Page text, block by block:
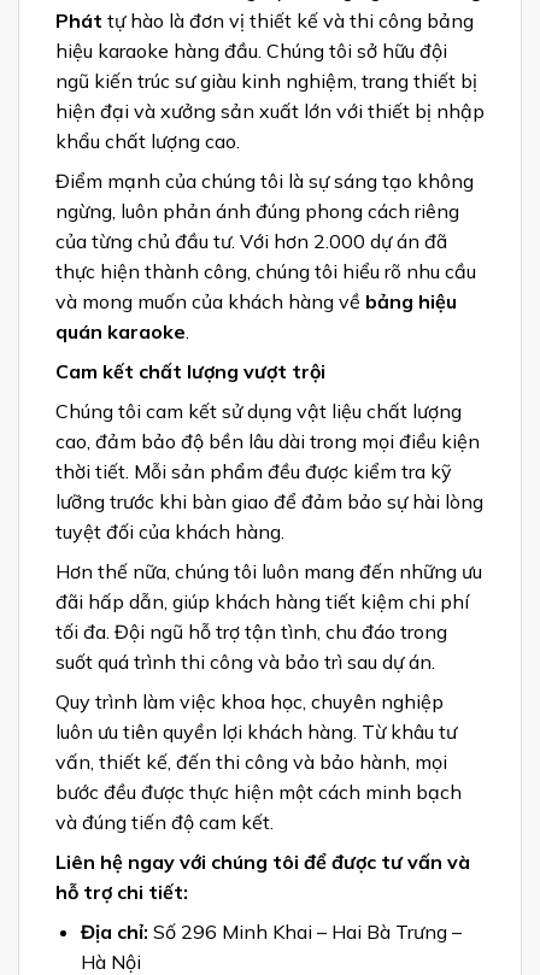
Phát tự hào là đơn vị thiết kế và thi công bảng
hiệu karaoke hàng đầu. Chúng tôi sở hữu đội
ngũ kiến trúc sư giàu kinh nghiệm, trang thiết bị
hiện đại và xưởng sản xuất lớn với thiết bị nhập
khẩu chất lượng cao.
Điểm mạnh của chúng tôi là sự sáng tạo không
ngừng, luôn phản ánh đúng phong cách riêng
của từng chủ đầu tư. Với hơn 2.000 dự án đã
thực hiện thành công, chúng tôi hiểu rõ nhu cầu
và mong muốn của khách hàng về bảng hiệu
quán karaoke
Cam kết chất lượng vượt trội
Chúng tôi cam kết sử dụng vật liệu chất lượng
cao, đảm bảo độ bền lâu dài trong mọi điều kiện
thời tiết. Mỗi sản phẩm đều được kiểm tra kỹ
lưỡng trước khi bàn giao để đảm bảo sự hài lòng
tuyệt đối của khách hàng.
Hơn thế nữa, chúng tôi luôn mang đến những ưu
đãi hấp dẫn, giúp khách hàng tiết kiệm chi phí
tối đa. Đội ngũ hỗ trợ tận tình, chu đáo trong
suốt quá trình thi công và bảo trì sau dự án.
Quy trình làm việc khoa học, chuyên nghiệp
luôn ưu tiên quyền lợi khách hàng. Từ khâu tư
vấn, thiết kế, đến thi công và bảo hành, mọi
bước đều được thực hiện một cách minh bạch
và đúng tiến độ cam kết.
Liên hệ ngay với chúng tôi để được tư vấn và
hỗ trợ chi tiết:
Địa chỉ: Số 296 Minh Khai – Hai Bà Trưng –
Hà Nội